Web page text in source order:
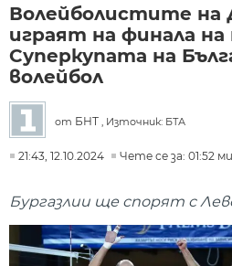
Волейболистите
играят на финала на
Суперкупата на
волейбол
от БНТ , Източник: БТА
21:43, 12.10.2024 Чете се за: 01:52
Бургазлии ще спорят с